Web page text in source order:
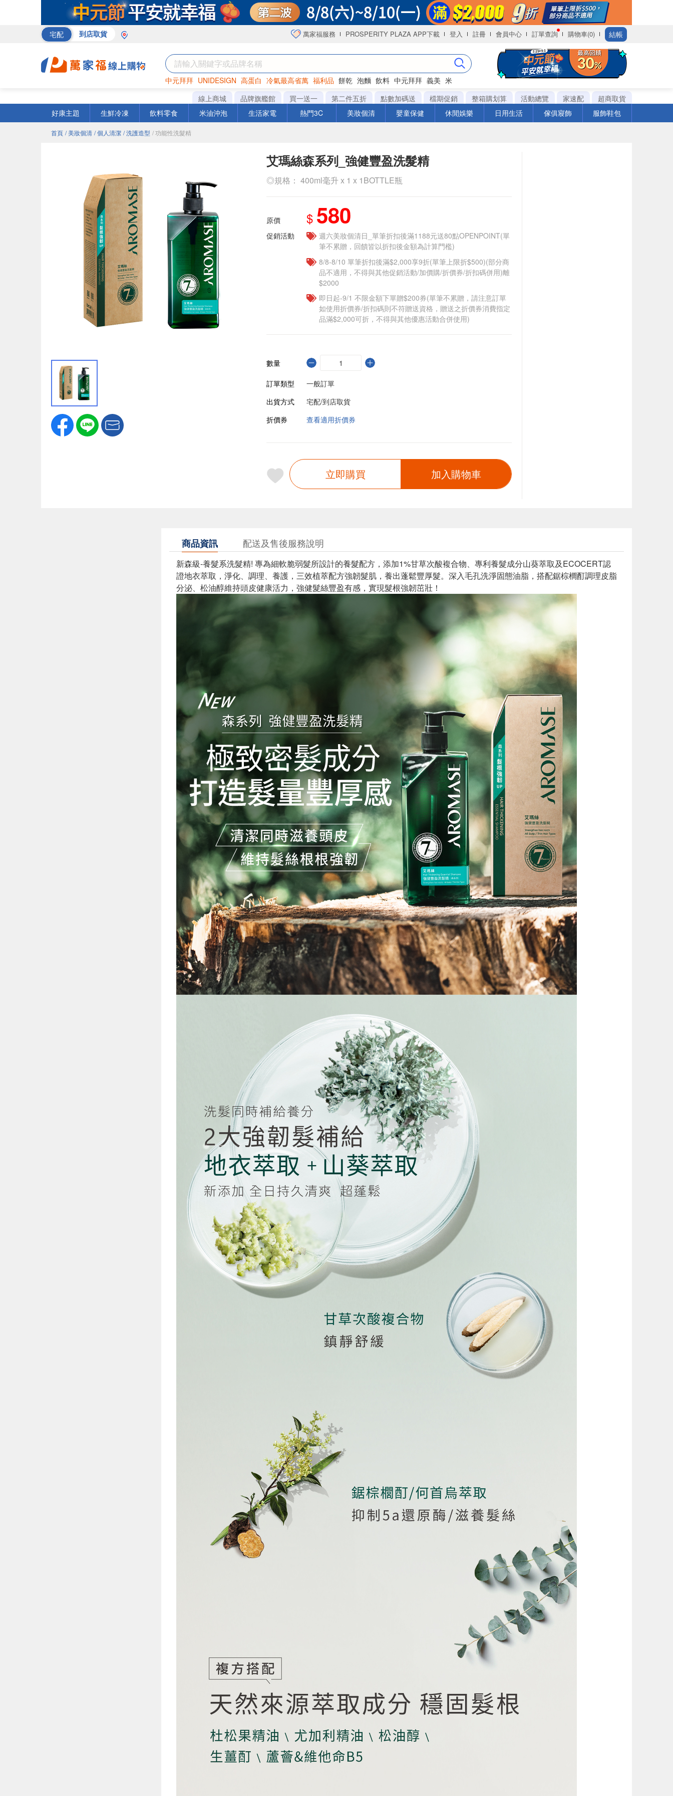
宅配 到店取貨 萬家福服務 PROSPERITY PLAZA APP下載 登入 註冊 會員中心 訂單查詢 購物車(0) 結帳
中元拜拜 UNIDESIGN 高蛋白 冷氣最高省萬 福利品 餅乾 泡麵 飲料 中元拜拜 義美 米
罐頭 咖啡 海苔
線上商城 品牌旗艦館 買一送一 第二件五折 點數加碼送 檔期促銷 整箱購划算 活動總覽 家速配
超商取貨
好康主題
生鮮冷凍 飲料零食 米油沖泡 生活家電 熱門3C 美妝個清 嬰童保健 休閒娛樂 日用生活 傢俱寢飾 服飾鞋包
首頁 / 美妝個清 / 個人清潔 / 洗護造型 / 功能性洗髮精
艾瑪絲森系列_強健豐盈洗髮精
◎規格： 400ml毫升 x 1 x 1BOTTLE瓶
原價 $ 580
促銷活動
週六美妝個清日_單筆折扣後滿1188元送80點OPENPOINT(單
筆不累贈，回饋皆以折扣後金額為計算門檻)
8/8-8/10 單筆折扣後滿$2,000享9折(單筆上限折$500)(部分商
品不適用，不得與其他促銷活動/加價購/折價券/折扣碼併用)離
$2000
即日起-9/1 不限金額下單贈$200券(單筆不累贈，請注意訂單
如使用折價券/折扣碼則不符贈送資格，贈送之折價券消費指定
品滿$2,000可折，不得與其他優惠活動合併使用)
數量
訂單類型
一般訂單
出貨方式
宅配/到店取貨
折價券
查看適用折價券
立即購買 加入購物車
商品資訊 配送及售後服務說明
新森級-養髮系洗髮精! 專為細軟脆弱髮所設計的養髮配方，添加1%甘草次酸複合物、專利養髮成分山葵萃取及ECOCERT認
證地衣萃取，淨化、調理、養護，三效植萃配方強韌髮肌，養出蓬鬆豐厚髮。深入毛孔洗淨固態油脂，搭配鋸棕櫚酊調理皮脂
分泌、松油醇維持頭皮健康活力，強健髮絲豐盈有感，實現髮根強韌茁壯！